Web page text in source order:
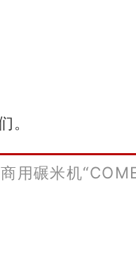
。
商用碾米机